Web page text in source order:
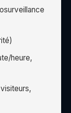
heure,